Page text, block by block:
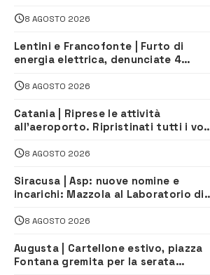
8 AGOSTO 2026
Lentini e Francofonte | Furto di
energia elettrica, denunciate 4
8 AGOSTO 2026
Catania | Riprese le attività
all’aeroporto. Ripristinati tutti i voli
8 AGOSTO 2026
Siracusa | Asp: nuove nomine e
incarichi: Mazzola al Laboratorio di
Servizio Legale
8 AGOSTO 2026
Augusta | Cartellone estivo, piazza
Fontana gremita per la serata